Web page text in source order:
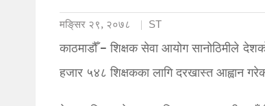
मङि्सर २९, २०७८ ST
काठमाडौँ – शिक्षक सेवा आयोग सानोठिमीले
हजार ५४८ शिक्षकका लागि दरखास्त आह्वान